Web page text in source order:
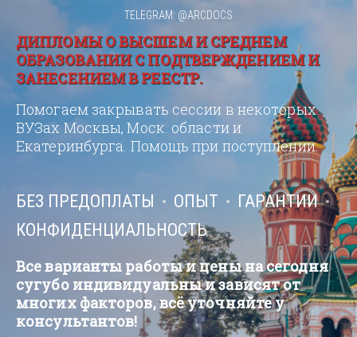
TELEGRAM: @ARCDOCS
ДИПЛОМЫ О ВЫСШЕМ И СРЕДНЕМ
ОБРАЗОВАНИИ С ПОДТВЕРЖДЕНИЕМ И
ЗАНЕСЕНИЕМ В РЕЕСТР.
Помогаем закрывать сессии в некоторых
ВУЗах Москвы, Моск. области и
Екатеринбурга. Помощь при поступлении.
БЕЗ ПРЕДОПЛАТЫ ОПЫТ
ГАРАНТИИ
КОНФИДЕНЦИАЛЬНОСТЬ
Все варианты работы и цены на сегодня
сугубо индивидуальны и зависят от
многих факторов, всё уточняйте у
консультантов!